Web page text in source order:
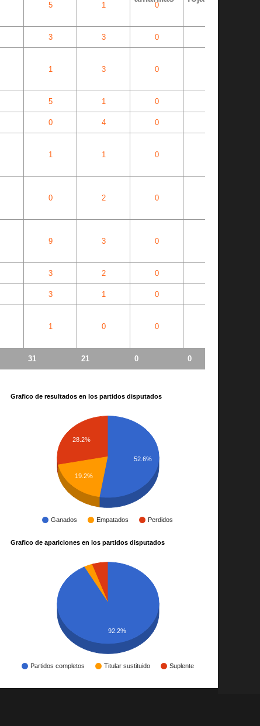
5 1 0
3 3 0
1 3 0
5 1 0
0 4 0
1 1 0
0 2 0
9 3 0
3 2 0
3 1 0
1 0 0
31 21 0 0
Grafico de resultados en los partidos disputados
Ganados Empatados Perdidos
28.2%
19.2%
52.6%
Grafico de apariciones en los partidos disputados
Partidos completos Titular sustituido Suplente
92.2%